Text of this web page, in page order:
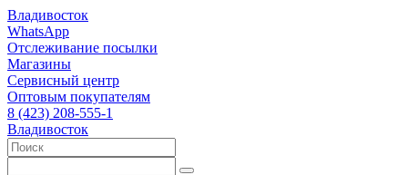
Владивосток
WhatsApp
Отслеживание посылки
Магазины
Сервисный центр
Оптовым покупателям
8 (423) 208-555-1
Владивосток